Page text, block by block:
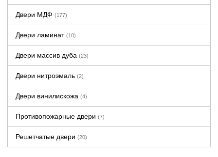
Двери МДФ (177)
Двери ламинат (10)
Двери массив дуба (23)
Двери нитроэмаль (2)
Двери винилискожа (4)
Противопожарные двери (7)
Решетчатые двери (20)